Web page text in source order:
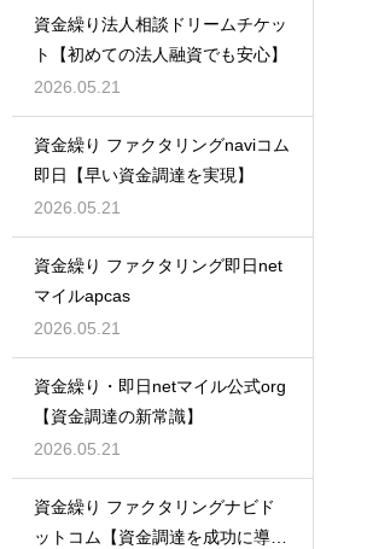
資金繰り法人相談ドリームチケッ
ト【初めての法人融資でも安心】
2026.05.21
資金繰り ファクタリングnaviコム
即日【早い資金調達を実現】
2026.05.21
資金繰り ファクタリング即日net
マイルapcas
2026.05.21
資金繰り・即日netマイル公式org
【資金調達の新常識】
2026.05.21
資金繰り ファクタリングナビド
ットコム【資金調達を成功に導